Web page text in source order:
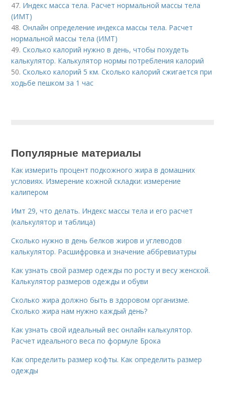
47. Индекс масса тела. Расчет нормальной массы тела
(ИМТ)
48.Онлайн определение индекса массы тела. Расчет
нормальной массы тела (ИМТ)
49.Сколько калорий нужно в день, чтобы похудеть
калькулятор. Калькулятор нормы потребления калорий
50.Сколько калорий 5 км. Сколько калорий сжигается при
ходьбе пешком за 1 час
Популярные материалы
Как измерить процент подкожного жира в домашних
условиях. Измерение кожной складки: измерение
калипером
Имт 29, что делать. Индекс массы тела и его расчет
(калькулятор и таблица)
Сколько нужно в день белков жиров и углеводов
калькулятор. Расшифровка и значение аббревиатуры
Как узнать свой размер одежды по росту и весу женской.
Калькулятор размеров одежды и обуви
Сколько жира должно быть в здоровом организме.
Сколько жира нам нужно каждый день?
Как узнать свой идеальный вес онлайн калькулятор.
Расчет идеального веса по формуле Брока
Как определить размер кофты. Как определить размер
одежды